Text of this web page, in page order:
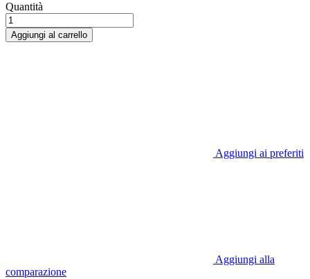
Quantità
Aggiungi al carrello
Aggiungi ai preferiti
Aggiungi alla
comparazione